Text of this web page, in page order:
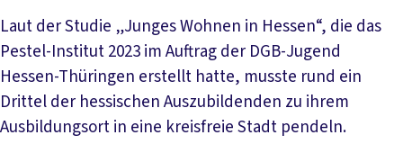
Laut der Studie „Junges Wohnen in Hessen“, die das
Pestel-Institut 2023 im Auftrag der DGB-Jugend
Hessen-Thüringen erstellt hatte, musste rund ein
Drittel der hessischen Auszubildenden zu ihrem
Ausbildungsort in eine kreisfreie Stadt pendeln.